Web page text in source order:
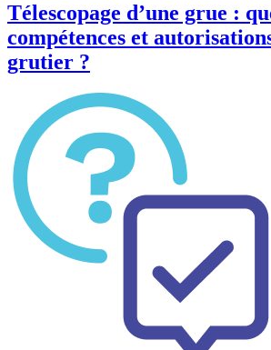
Télescopage d’une grue :
compétences et
grutier ?